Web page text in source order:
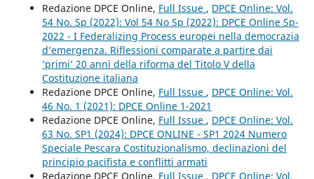
Redazione DPCE Online, Full Issue , DPCE Online: Vol.
54 No. Sp (2022): Vol 54 No Sp (2022): DPCE Online Sp-
2022 - I Federalizing Process europei nella democrazia
d’emergenza. Riflessioni comparate a partire dai
‘primi’ 20 anni della riforma del Titolo V della
Costituzione italiana
Redazione DPCE Online, Full Issue , DPCE Online: Vol.
46 No. 1 (2021): DPCE Online 1-2021
Redazione DPCE Online, Full Issue , DPCE Online: Vol.
63 No. SP1 (2024): DPCE ONLINE - SP1 2024 Numero
Speciale Pescara Costituzionalismo, declinazioni del
principio pacifista e conflitti armati
Redazione DPCE Online, Full Issue , DPCE Online: Vol.